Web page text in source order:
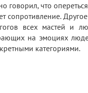
говорил, что
сопротивление.
всех мастей и
на эмоциях
категориями.